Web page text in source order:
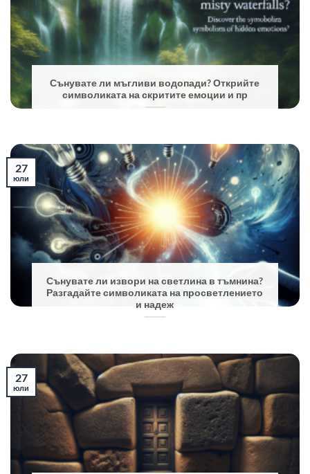
Сънувате ли мъгливи водопади? Открийте
символиката на скритите емоции и пр
Сънувате ли извори на светлина в тъмнина?
Разгадайте символиката на просветлението
и надеж
27
юли
27
юли